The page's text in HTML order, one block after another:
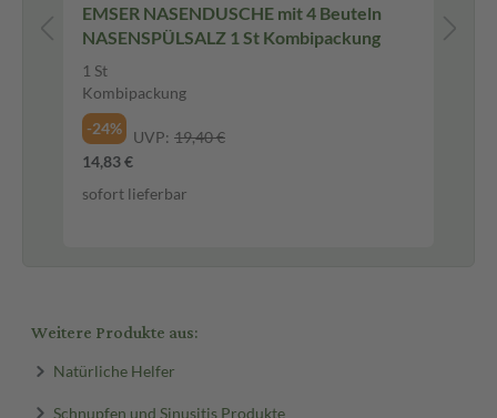
EMSER NASENDUSCHE mit 4 Beuteln
NASENSPÜLSALZ 1 St Kombipackung
1 St
Kombipackung
-24%
UVP: 19,40 €
14,83 €
sofort lieferbar
Weitere Produkte aus:
Natürliche Helfer
Schnupfen und Sinusitis Produkte